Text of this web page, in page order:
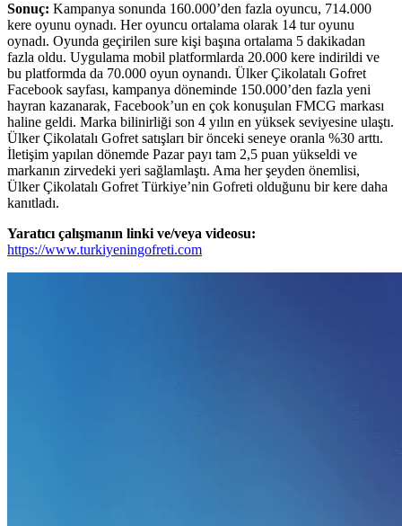
Sonuç: Kampanya sonunda 160.000’den fazla oyuncu, 714.000
kere oyunu oynadı. Her oyuncu ortalama olarak 14 tur oyunu
oynadı. Oyunda geçirilen sure kişi başına ortalama 5 dakikadan
fazla oldu. Uygulama mobil platformlarda 20.000 kere indirildi ve
bu platformda da 70.000 oyun oynandı. Ülker Çikolatalı Gofret
Facebook sayfası, kampanya döneminde 150.000’den fazla yeni
hayran kazanarak, Facebook’un en çok konuşulan FMCG markası
haline geldi. Marka bilinirliği son 4 yılın en yüksek seviyesine ulaştı.
Ülker Çikolatalı Gofret satışları bir önceki seneye oranla %30 arttı.
İletişim yapılan dönemde Pazar payı tam 2,5 puan yükseldi ve
markanın zirvedeki yeri sağlamlaştı. Ama her şeyden önemlisi,
Ülker Çikolatalı Gofret Türkiye’nin Gofreti olduğunu bir kere daha
kanıtladı.
Yaratıcı çalışmanın linki ve/veya videosu:
https://www.turkiyeningofreti.com